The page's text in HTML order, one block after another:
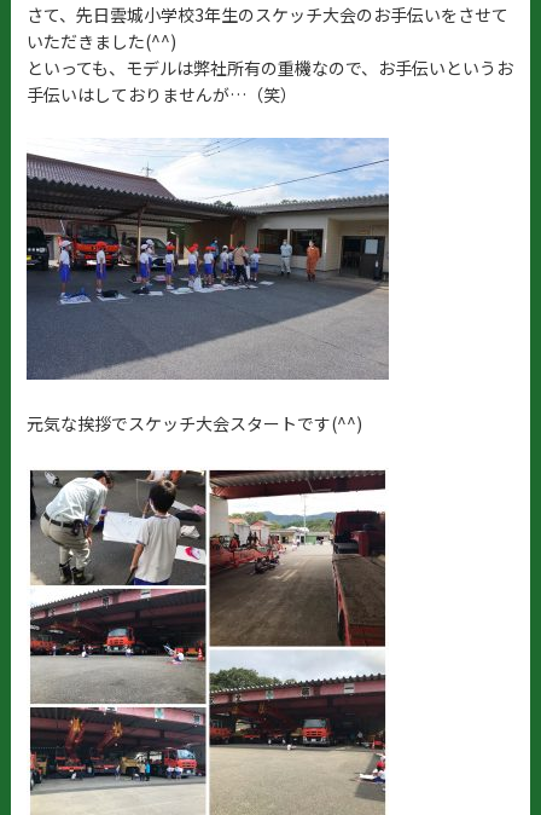
さて、先日雲城小学校3年生のスケッチ大会のお手伝いをさせて
いただきました(^^)
といっても、モデルは弊社所有の重機なので、お手伝いというお
手伝いはしておりませんが…（笑）
元気な挨拶でスケッチ大会スタートです(^^)